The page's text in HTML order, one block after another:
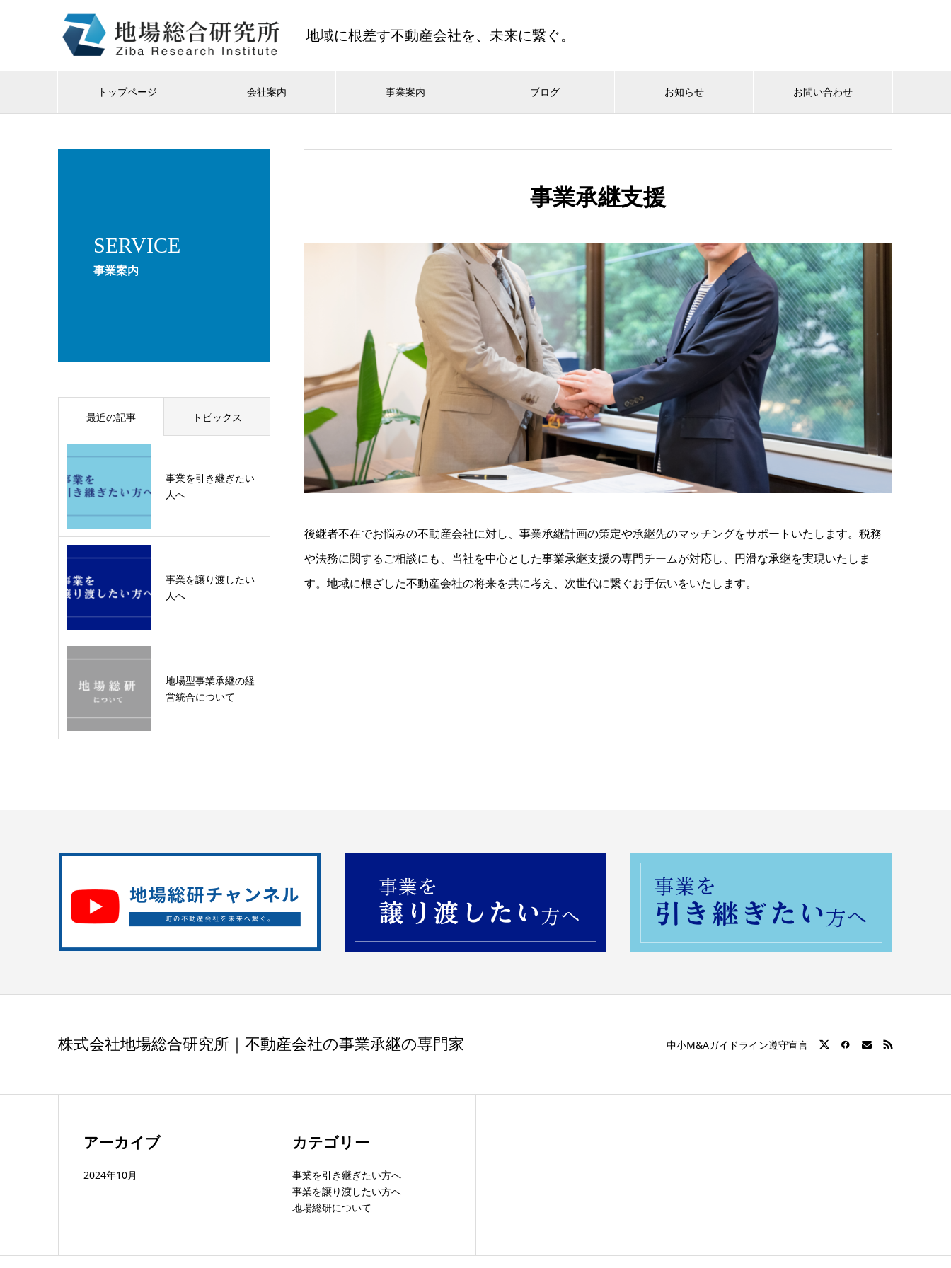
地域に根差す不動産会社を、未来に繋ぐ。
トップページ 会社案内 事業案内 ブログ お知らせ お問い合わせ
SERVICE
事業案内
事業承継支援
後継者不在でお悩みの不動産会社に対し、事業承継計画の策定や承継先のマッチングをサポートいたします。税務
や法務に関するご相談にも、当社を中心とした事業承継支援の専門チームが対応し、円滑な承継を実現いたしま
す。地域に根ざした不動産会社の将来を共に考え、次世代に繋ぐお手伝いをいたします。
最近の記事 トピックス
事業を引き継ぎたい
人へ
事業を譲り渡したい
人へ
地場型事業承継の経
営統合について
株式会社地場総合研究所｜不動産会社の事業承継の専門家 中小M&Aガイドライン遵守宣言
アーカイブ
2024年10月
カテゴリー
事業を引き継ぎたい方へ
事業を譲り渡したい方へ
地場総研について